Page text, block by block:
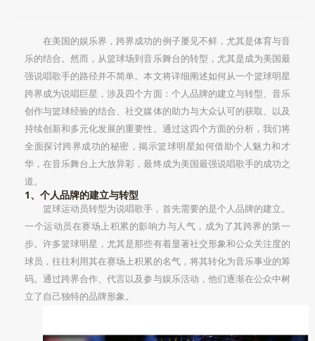
在美国的娱乐界，跨界成功的例子屡见不鲜，尤其是体育与音
乐的结合。然而，从篮球场到音乐舞台的转型，尤其是成为美国最
强说唱歌手的路径并不简单。本文将详细阐述如何从一个篮球明星
跨界成为说唱巨星，涉及四个方面：个人品牌的建立与转型、音乐
创作与篮球经验的结合、社交媒体的助力与大众认可的获取、以及
持续创新和多元化发展的重要性。通过这四个方面的分析，我们将
全面探讨跨界成功的秘密，揭示篮球明星如何借助个人魅力和才
华，在音乐舞台上大放异彩，最终成为美国最强说唱歌手的成功之
道。
1、个人品牌的建立与转型
篮球运动员转型为说唱歌手，首先需要的是个人品牌的建立。
一个运动员在赛场上积累的影响力与人气，成为了其跨界的第一
步。许多篮球明星，尤其是那些有着显著社交形象和公众关注度的
球员，往往利用其在赛场上积累的名气，将其转化为音乐事业的筹
码。通过跨界合作、代言以及参与娱乐活动，他们逐渐在公众中树
立了自己独特的品牌形象。